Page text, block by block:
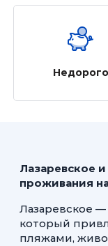
Недорого
Лазаревское
проживания
Лазаревское
который
пляжами,